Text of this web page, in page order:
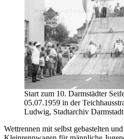
Start zum 10. Darmstädter
05.07.1959 in der
Ludwig, Stadtarchiv Darmstadt
Wettrennen mit selbst gebastelten